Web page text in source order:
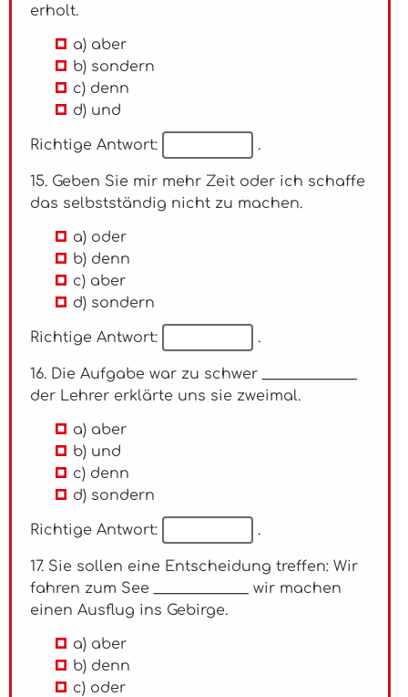
erholt.
a) aber
b) sondern
c) denn
d) und
Richtige Antwort: .
15. Geben Sie mir mehr Zeit oder ich schaffe
das selbstständig nicht zu machen.
a) oder
b) denn
c) aber
d) sondern
Richtige Antwort: .
16. Die Aufgabe war zu schwer _____________
der Lehrer erklärte uns sie zweimal.
a) aber
b) und
c) denn
d) sondern
Richtige Antwort: .
17. Sie sollen eine Entscheidung treffen: Wir
fahren zum See _____________ wir machen
einen Ausflug ins Gebirge.
a) aber
b) denn
c) oder